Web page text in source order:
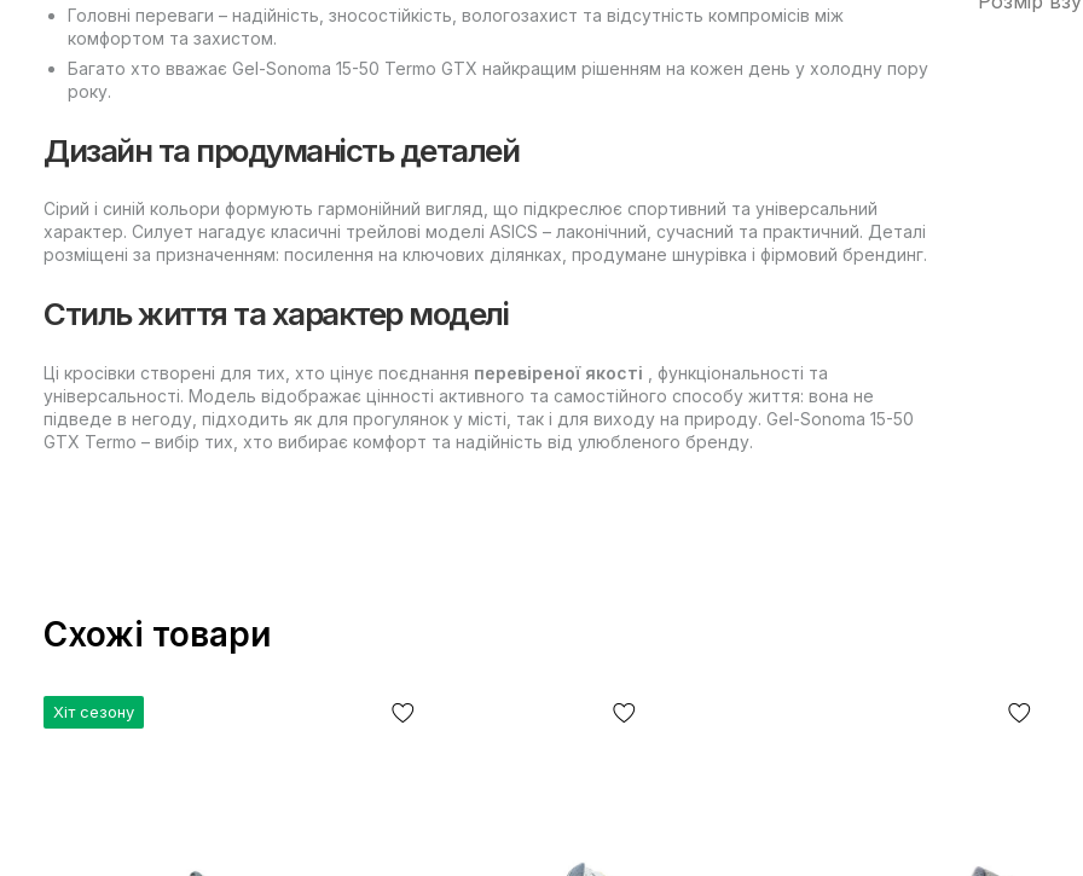
Головні переваги – надійність, зносостійкість, вологозахист та відсутність компромісів між
комфортом та захистом.
Багато хто вважає Gel-Sonoma 15-50 Termo GTX найкращим рішенням на кожен день у холодну пору
року.
Дизайн та продуманість деталей
Сірий і синій кольори формують гармонійний вигляд, що підкреслює спортивний та універсальний
характер. Силует нагадує класичні трейлові моделі ASICS – лаконічний, сучасний та практичний. Деталі
розміщені за призначенням: посилення на ключових ділянках, продумане шнурівка і фірмовий брендинг.
Стиль життя та характер моделі
Ці кросівки створені для тих, хто цінує поєднання перевіреної якості , функціональності та
універсальності. Модель відображає цінності активного та самостійного способу життя: вона не
підведе в негоду, підходить як для прогулянок у місті, так і для виходу на природу. Gel-Sonoma 15-50
GTX Termo – вибір тих, хто вибирає комфорт та надійність від улюбленого бренду.
Схожі товари
Хіт сезону